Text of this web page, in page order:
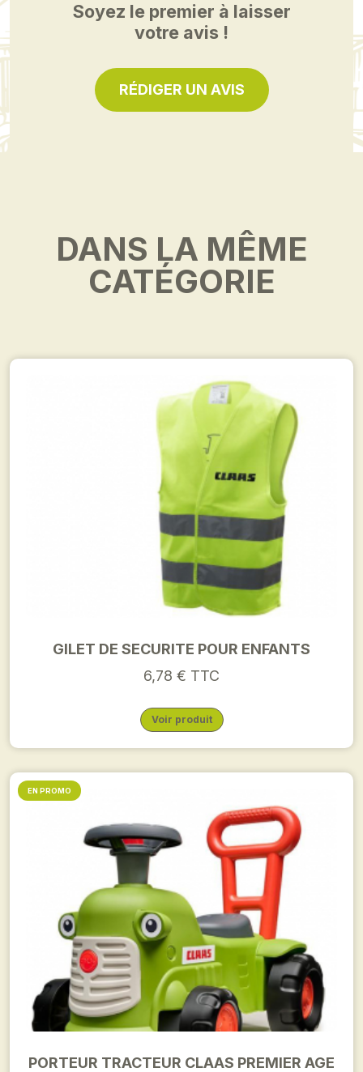
Soyez le premier à laisser
votre avis !
RÉDIGER UN AVIS
DANS LA MÊME
CATÉGORIE
GILET DE SECURITE POUR ENFANTS
6,78 € TTC
Voir produit
PORTEUR TRACTEUR CLAAS PREMIER AGE
EN PROMO